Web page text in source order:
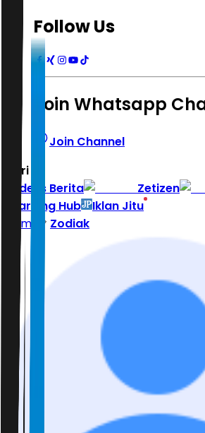
Follow Us
Join Whatsapp
Join Channel
Hari ini
Indeks Berita
Zetizen
Learning Hub
Iklan Jitu
Home
Zodiak